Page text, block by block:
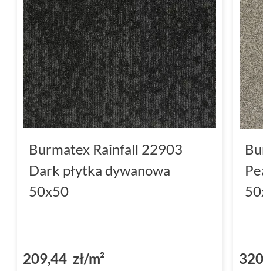
Burmatex Rainfall 22903
Dark płytka dywanowa
50x50
209,44 zł/m²